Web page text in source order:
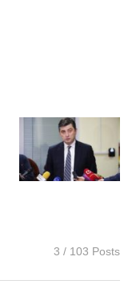
3 / 103 Posts